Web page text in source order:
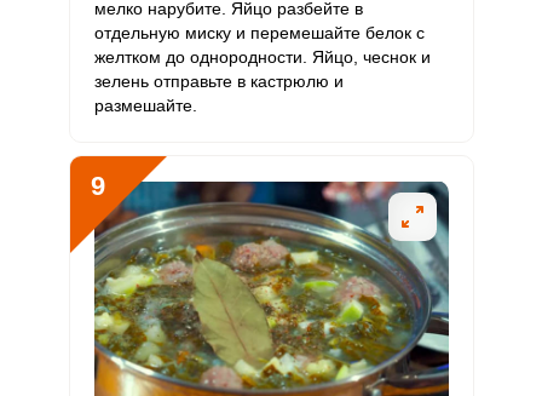
мелко нарубите. Яйцо разбейте в
отдельную миску и перемешайте белок с
желтком до однородности. Яйцо, чеснок и
зелень отправьте в кастрюлю и
размешайте.
9